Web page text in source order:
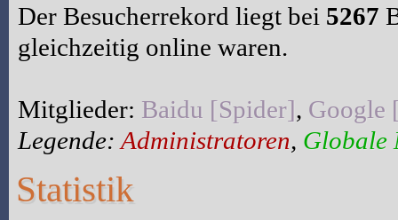
Der Besucherrekord liegt bei 5267
gleichzeitig online waren.
Mitglieder: Baidu [Spider], Google
Legende: Administratoren, Globale
Statistik